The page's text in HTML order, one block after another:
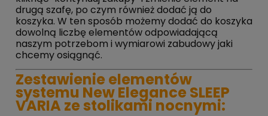
drugą szafę, po czym również dodać ją do
koszyka. W ten sposób możemy dodać do koszyka
dowolną liczbę elementów odpowiadającą
naszym potrzebom i wymiarowi zabudowy jaki
chcemy osiągnąć.
Zestawienie elementów
systemu New Elegance SLEEP
VARIA ze stolikami nocnymi: